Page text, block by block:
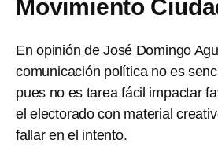
Movimiento
En opinión de José Domingo
comunicación política no es
pues no es tarea fácil impactar
el electorado con material
fallar en el intento.